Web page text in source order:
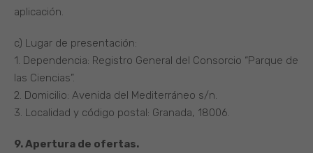
aplicación.
c) Lugar de presentación:
1. Dependencia: Registro General del Consorcio “Parque de
las Ciencias”.
2. Domicilio: Avenida del Mediterráneo s/n.
3. Localidad y código postal: Granada, 18006.
9. Apertura de ofertas.